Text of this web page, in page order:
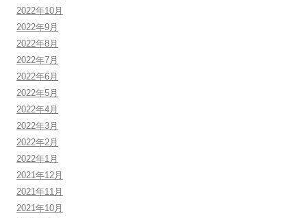
2022年10月
2022年9月
2022年8月
2022年7月
2022年6月
2022年5月
2022年4月
2022年3月
2022年2月
2022年1月
2021年12月
2021年11月
2021年10月